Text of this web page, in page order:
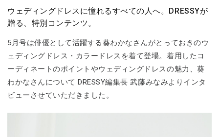
ウェディングドレスに憧れるすべての人へ。DRESSYが
贈る、特別コンテンツ。
5月号は俳優として活躍する葵わかなさんがとっておきのウ
ェディングドレス・カラードレスを着て登場。着用したコ
ーディネートのポイントやウェディングドレスの魅力、葵
わかなさんについて DRESSY編集長 武藤みなみよりインタ
ビューさせていただきました。